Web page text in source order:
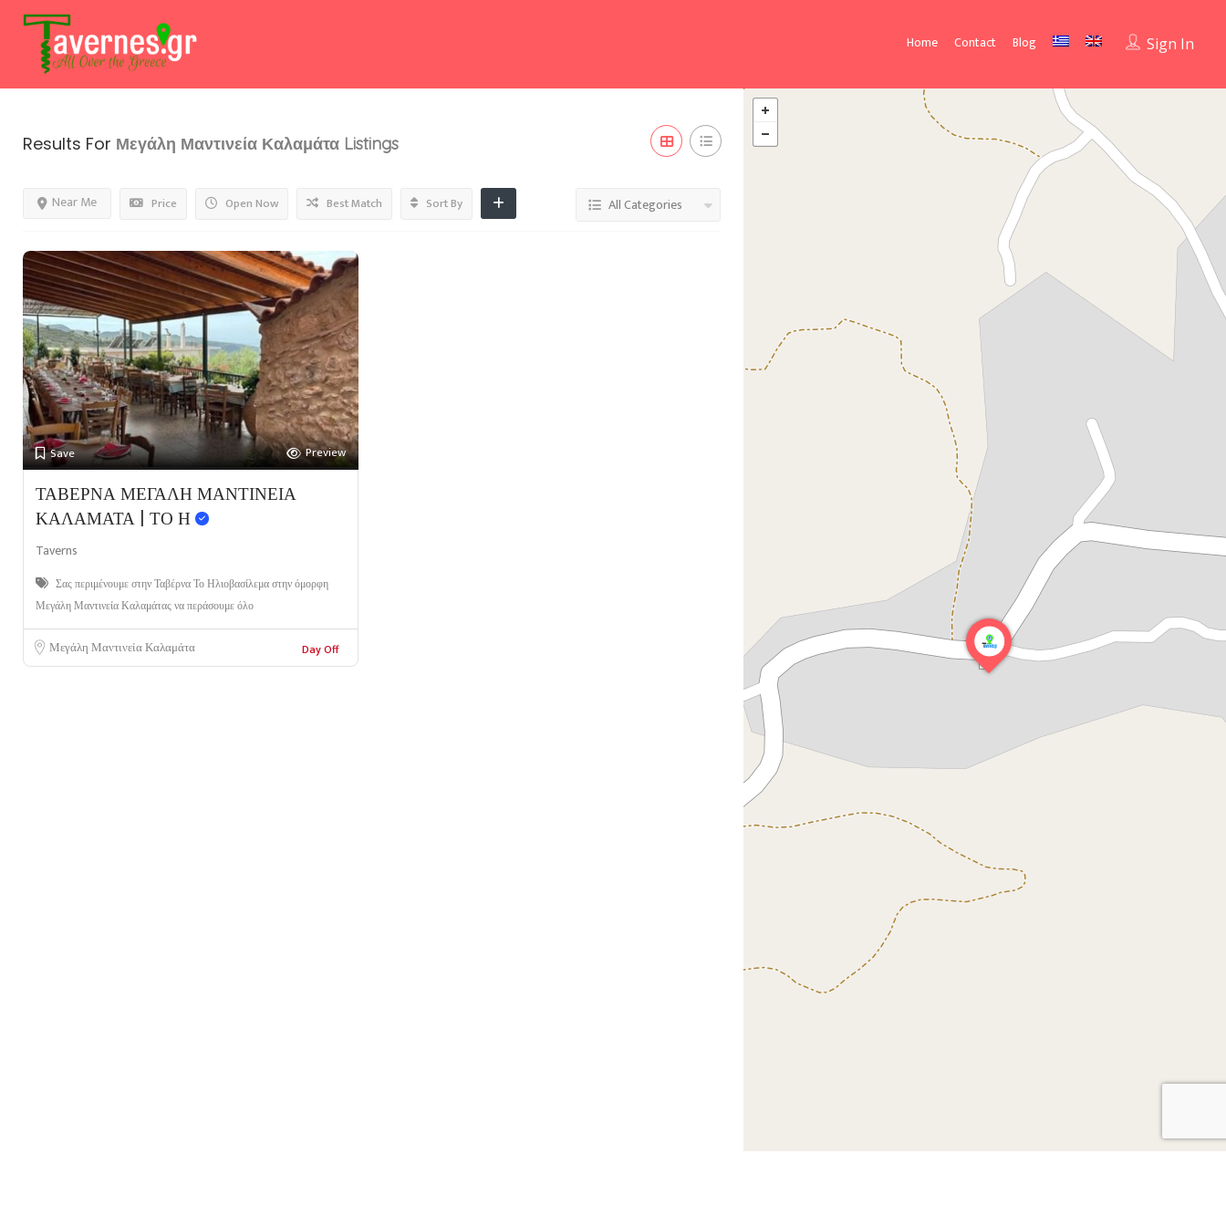
Sign In
Home Contact Blog
Results For Μεγάλη Μαντινεία Καλαμάτα Listings
Price Open Now
Near Me Best Match Sort By All Categories
Save Preview
ΤΑΒΕΡΝΑ ΜΕΓΑΛΗ ΜΑΝΤΙΝΕΙΑ
ΚΑΛΑΜΑΤΑ | ΤΟ Η
Taverns
Σας περιμένουμε στην Ταβέρνα Το Ηλιοβασίλεμα στην όμορφη
Μεγάλη Μαντινεία Καλαμάτας να περάσουμε όλο
Μεγάλη Μαντινεία Καλαμάτα Day Off